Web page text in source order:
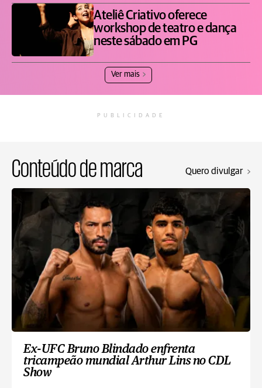
Ateliê Criativo oferece
workshop de teatro e dança
neste sábado em PG
Ver mais
PUBLICIDADE
Conteúdo de marca Quero divulgar
Ex-UFC Bruno Blindado enfrenta
tricampeão mundial Arthur Lins no CDL
Show